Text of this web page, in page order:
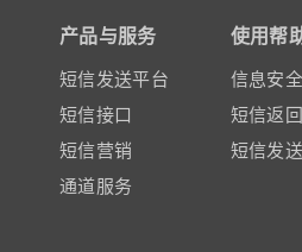
产品与服务
短信发送平台
短信接口
短信营销
通道服务
使用帮
信息安
短信返
短信发